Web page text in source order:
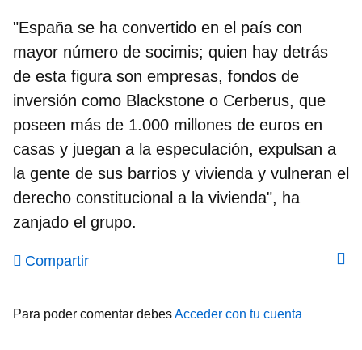
"España se ha convertido en el país con
mayor número de socimis; quien hay detrás
de esta figura son empresas, fondos de
inversión como Blackstone o Cerberus, que
poseen más de 1.000 millones de euros en
casas y juegan a la especulación, expulsan a
la gente de sus barrios y vivienda y vulneran el
derecho constitucional a la vivienda", ha
zanjado el grupo.
Compartir
Para poder comentar debesAcceder con tu cuenta